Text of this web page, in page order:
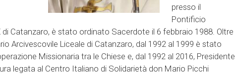
presso il
Pontificio
Catanzaro, è stato ordinato Sacerdote il 6 febbraio 1988. Oltre
Arcivescovile Liceale di Catanzaro, dal 1992 al 1999 è stato
Missionaria tra le Chiese e, dal 1992 al 2016, Presidente
legata al Centro Italiano di Solidarietà don Mario Picchi